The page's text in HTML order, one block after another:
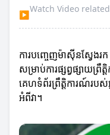
▶
Watch Video related
ការបញ្ចេញម៉ាស៊ីនស្វែងរ
សម្រាប់ការផ្សព្វផ្សាយព្រឹ
គេហទំព័រព្រឹត្តិការណ៍រប
អំពីវា។